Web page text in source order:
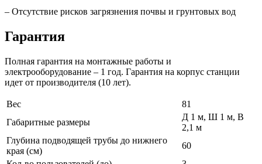
– Отсутствие рисков загрязнения почвы и грунтовых вод
Гарантия
Полная гарантия на монтажные работы и
электрооборудование – 1 год. Гарантия на корпус станции
идет от производителя (10 лет).
Вес
81
Габаритные размеры
Д 1 м, Ш 1 м, В
2,1 м
Глубина подводящей трубы до нижнего
края (см)
60